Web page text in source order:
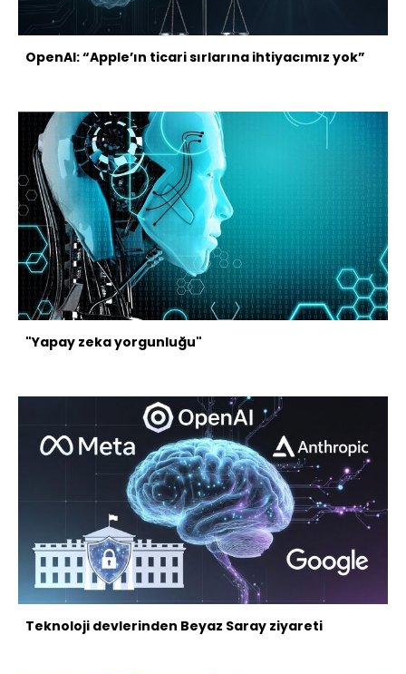
OpenAI: “Apple’ın ticari sırlarına ihtiyacımız yok”
"Yapay zeka yorgunluğu"
Teknoloji devlerinden Beyaz Saray ziyareti